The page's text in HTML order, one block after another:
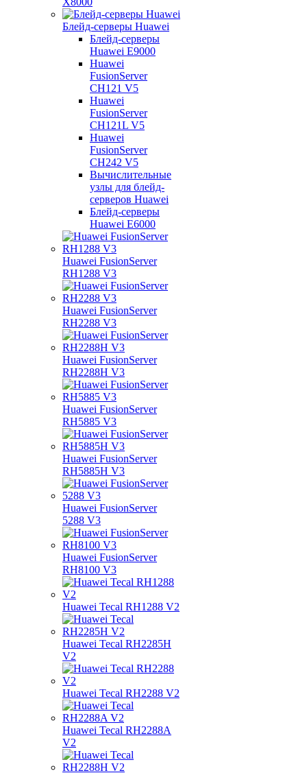
Блейд-серверы Huawei
Блейд-серверы
Huawei E9000
Huawei
FusionServer
CH121 V5
Huawei
FusionServer
CH121L V5
Huawei
FusionServer
CH242 V5
Вычислительные
узлы для блейд-
серверов Huawei
Блейд-серверы
Huawei E6000
Huawei FusionServer
RH1288 V3
Huawei FusionServer
RH2288 V3
Huawei FusionServer
RH2288H V3
Huawei FusionServer
RH5885 V3
Huawei FusionServer
RH5885H V3
Huawei FusionServer
5288 V3
Huawei FusionServer
RH8100 V3
Huawei Tecal RH1288 V2
Huawei Tecal RH2285H
V2
Huawei Tecal RH2288 V2
Huawei Tecal RH2288A
V2